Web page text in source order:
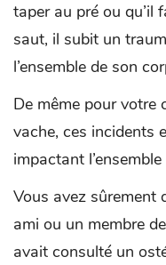
taper au pré ou qu’il
saut, il subit un
l’ensemble de son
De même pour votre
vache, ces incidents
impactant
Vous avez sûrement
ami ou un membre
avait consulté un